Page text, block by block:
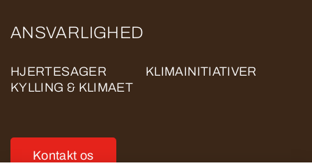
ANSVARLIGHED
HJERTESAGER
KLIMAINITIATIVER
KYLLING & KLIMAET
Kontakt os